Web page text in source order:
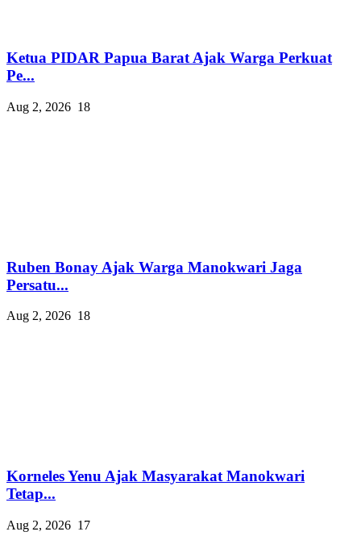
Ketua PIDAR Papua Barat Ajak Warga Perkuat
Pe...
Aug 2, 2026 18
Ruben Bonay Ajak Warga Manokwari Jaga
Persatu...
Aug 2, 2026 18
Korneles Yenu Ajak Masyarakat Manokwari
Tetap...
Aug 2, 2026 17